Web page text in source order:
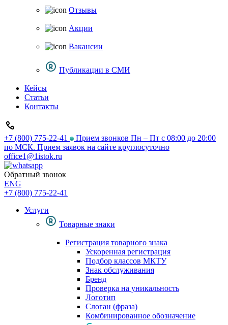
Отзывы
Акции
Вакансии
Публикации в СМИ
Кейсы
Статьи
Контакты
+7 (800) 775-22-41
Прием звонков Пн – Пт с 08:00 до 20:00
по МСК. Прием заявок на сайте круглосуточно
office1@1istok.ru
Обратный звонок
ENG
+7 (800) 775-22-41
Услуги
Товарные знаки
Регистрация товарного знака
Ускоренная регистрация
Подбор классов МКТУ
Знак обслуживания
Бренд
Проверка на уникальность
Логотип
Слоган (фраза)
Комбинированное обозначение